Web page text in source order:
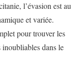
l’évasion est au
et variée.
pour trouver les
inoubliables dans le